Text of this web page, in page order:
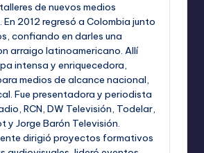
de nuevos medios
2012 regresó a Colombia junto
confiando en darles una
arraigo latinoamericano. Allí
intensa y enriquecedora,
medios de alcance nacional,
Fue presentadora y periodista
RCN, DW Televisión, Todelar,
y Jorge Barón Televisión.
dirigió proyectos formativos